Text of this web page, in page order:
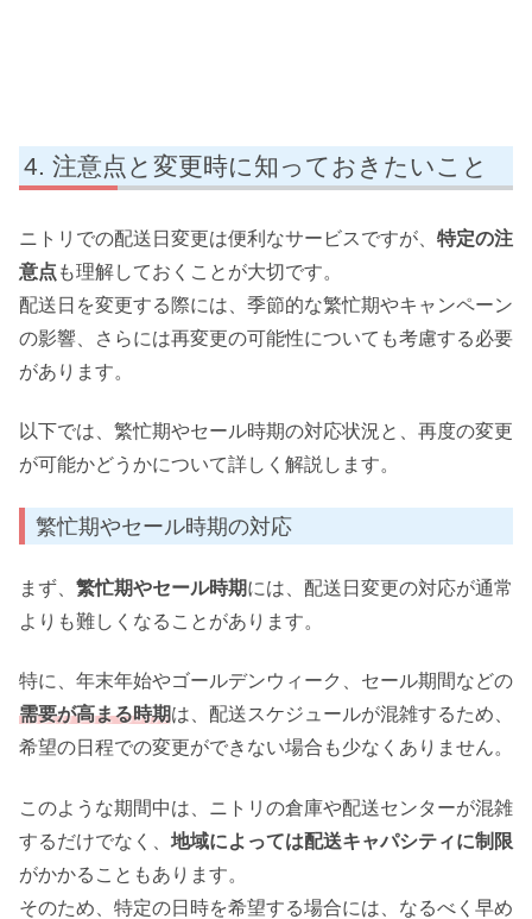
注意点と変更時に知っておきたいこと
ニトリでの配送日変更は便利なサービスですが、 特定の注
意点 も理解しておくことが大切です。
配送日を変更する際には、季節的な繁忙期やキャンペーン
の影響、さらには再変更の可能性についても考慮する必要
があります。
以下では、繁忙期やセール時期の対応状況と、再度の変更
が可能かどうかについて詳しく解説します。
繁忙期やセール時期の対応
まず、 繁忙期やセール時期には、配送日変更の対応が通常
よりも難しくなることがあります。
特に、年末年始やゴールデンウィーク、セール期間などの
需要が高まる時期は、配送スケジュールが混雑するため、
希望の日程での変更ができない場合も少なくありません。
このような期間中は、ニトリの倉庫や配送センターが混雑
するだけでなく、 地域によっては配送キャパシティに制限
がかかることもあります。
そのため、特定の日時を希望する場合には、なるべく早め